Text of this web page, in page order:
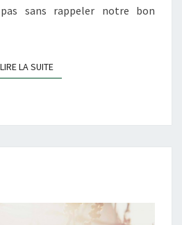
sans rappeler notre bon
LIRE LA SUITELIRE LA SUITE